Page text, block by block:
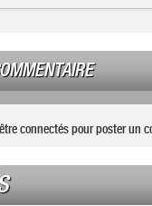
connectés pour poster un